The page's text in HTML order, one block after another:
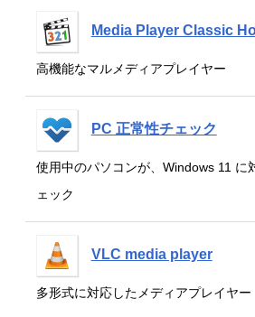
Media Player Classic
高機能なマルメディアプレイヤー
PC 正常性チェック
使用中のパソコンが、Windows 11 に
ェック
VLC media player
多形式に対応したメディアプレイヤー